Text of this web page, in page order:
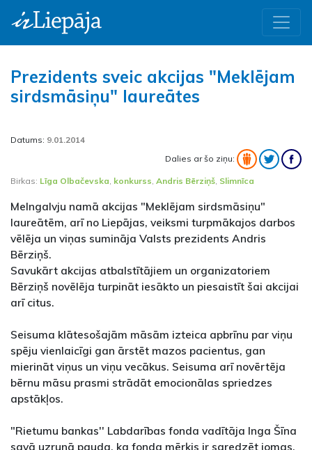
Prezidents sveic akcijas "Meklējam
sirdsmāsiņu" laureātes
Datums: 9.01.2014
Dalies ar šo ziņu:
Birkas: Līga Olbačevska konkurss Andris Bērziņš Slimnīca
Melngalvju namā akcijas "Meklējam sirdsmāsiņu"
laureātēm, arī no Liepājas, veiksmi turpmākajos darbos
vēlēja un viņas sumināja Valsts prezidents Andris
Bērziņš.
Savukārt akcijas atbalstītājiem un organizatoriem
Bērziņš novēlēja turpināt iesākto un piesaistīt šai akcijai
arī citus.
Seisuma klātesošajām māsām izteica apbrīnu par viņu
spēju vienlaicīgi gan ārstēt mazos pacientus, gan
mierināt viņus un viņu vecākus. Seisuma arī novērtēja
bērnu māsu prasmi strādāt emocionālas spriedzes
apstākļos.
"Rietumu bankas'' Labdarības fonda vadītāja Inga Šīna
savā uzrunā pauda, ka fonda mērķis ir saredzēt jomas,